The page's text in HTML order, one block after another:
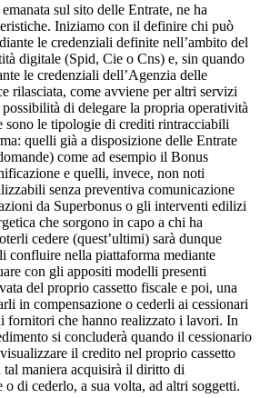
sul sito delle Entrate, ne ha
Iniziamo con il definire chi può
le credenziali definite nell’ambito del
digitale (Spid, Cie o Cns) e, sin quando
le credenziali dell’Agenzia delle
rilasciata, come avviene per altri servizi
di delegare la propria operatività
sono le tipologie di crediti rintracciabili
quelli già a disposizione delle Entrate
come ad esempio il Bonus
e quelli, invece, non noti
senza preventiva comunicazione
da Superbonus o gli interventi edilizi
che sorgono in capo a chi ha
cedere (quest’ultimi) sarà dunque
confluire nella piattaforma mediante
con gli appositi modelli presenti
del proprio cassetto fiscale e poi, una
in compensazione o cederli ai cessionari
fornitori che hanno realizzato i lavori. In
si concluderà quando il cessionario
il credito nel proprio cassetto
maniera acquisirà il diritto di
o di cederlo, a sua volta, ad altri soggetti.